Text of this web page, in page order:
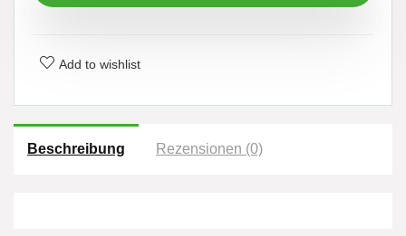
Add to wishlist
Beschreibung Rezensionen (0)